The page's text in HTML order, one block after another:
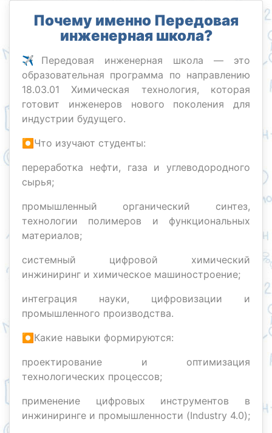
Почему именно Передовая
инженерная школа?
✈️Передовая инженерная школа — это
образовательная программа по направлению
18.03.01 Химическая технология, которая
готовит инженеров нового поколения для
индустрии будущего.
⏺Что изучают студенты:
переработка нефти, газа и углеводородного
сырья;
промышленный органический синтез,
технологии полимеров и функциональных
материалов;
системный цифровой химический
инжиниринг и химическое машиностроение;
интеграция науки, цифровизации и
промышленного производства.
⏺Какие навыки формируются:
проектирование и оптимизация
технологических процессов;
применение цифровых инструментов в
инжиниринге и промышленности (Industry 4.0);